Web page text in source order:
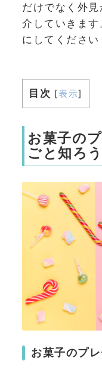
だけでなく外
介していきま
にしてください
目次 [表示]
お菓子の
ごと知ろう
お菓子のプ